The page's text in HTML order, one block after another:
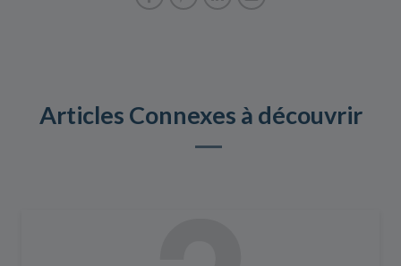
Articles Connexes à découvrir